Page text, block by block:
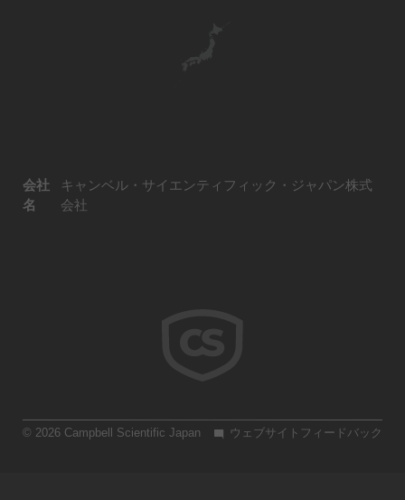
会社
名
キャンベル・サイエンティフィック・ジャパン株式
会社
ウェブサイトフィードバック
© 2026 Campbell Scientific Japan